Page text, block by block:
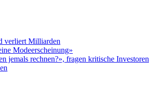
verliert Milliarden
Modeerscheinung»
jemals rechnen?», fragen kritische Investoren